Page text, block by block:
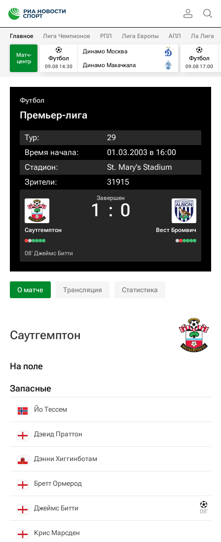
Главное Лига Чемпионов РПЛ Лига Европы АПЛ Ла Лига
Матч-
центр
Футбол
09.08 14:30
Динамо Москва
Динамо Махачкала
Футбол
09.08 17:00
Футбол
Премьер-лига
Тур:
29
Время начала:
01.03.2003 в 16:00
Стадион:
St. Mary's Stadium
Зрители:
31915
Саутгемптон
Завершен
1 : 0
Вест Бромвич
08‎’‎ Джеймс Битти
О матче Трансляция Статистика
Саутгемптон
На поле
Запасные
Йо Тессем
Дэвид Праттон
Дэнни Хиггинботам
Бретт Ормерод
Джеймс Битти 08‎’‎
Крис Марсден